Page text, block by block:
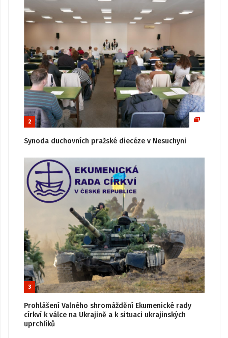
2
Synoda duchovních pražské diecéze v Nesuchyni
3
Prohlášení Valného shromáždění Ekumenické rady
církví k válce na Ukrajině a k situaci ukrajinských
uprchlíků